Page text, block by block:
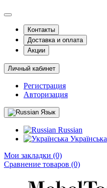
Контакты
Доставка и оплата
Акции
Личный кабинет
Регистрация
Авторизация
Язык
Russian
Українська
Мои закладки (0)
Сравнение товаров (0)